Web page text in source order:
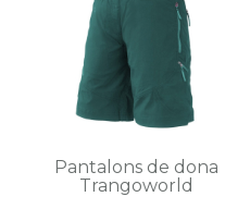
Pantalons de dona
Trangoworld